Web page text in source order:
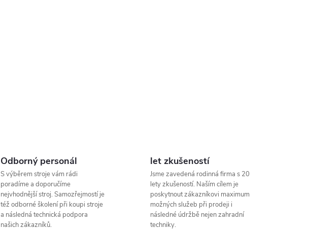
Odborný personál
S výběrem stroje vám rádi
poradíme a doporučíme
nejvhodnější stroj. Samozřejmostí je
též odborné školení při koupi stroje
a následná technická podpora
našich zákazníků.
let zkušeností
Jsme zavedená rodinná firma s 20
lety zkušeností. Naším cílem je
poskytnout zákazníkovi maximum
možných služeb při prodeji i
následné údržbě nejen zahradní
techniky.